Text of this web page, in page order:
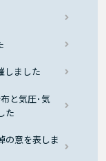
しました
と気圧･気
た
の意を表しま